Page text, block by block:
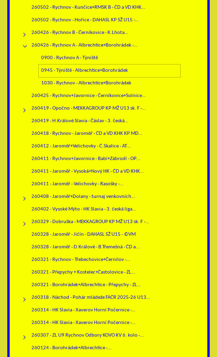
260502 - Rychnov - Kunčice+RMSK B - ČD a VD KHK…
260502 - Rychnov - Hořice - DAHASL KP SŽ U15 -…
260426 - Rychnov B - Černíkovice - K.Lhota…
260426 - Rychnov A - Albrechtice+Borohrádek -…
0900 - Rychnov A - Týniště
0945 - Týniště - Albrechtice+Borohrádek
1030 - Rychnov - Albrechtice+Borohrádek
260425 - Rychnov+Javornice - Černíkovice+Solnice…
260419 - Opočno - MEKKAGROUP KP MŽ U13 sk. F -…
260419 - H.Králové Slavia - Čáslav - 3. česká…
260418 - Rychnov - Jaroměř - ČD a VD KHK KP MD…
260412 - Jaroměř+Velichovky - Č.Skalice - AT…
260411 - Rychnov+Javornice - Babí+Zábrodí - OP…
260411 - Jaroměř - Vysoká+Nový HK - ČD a VD KHK…
260411 - Jaroměř - Velichovky - Rasošky -…
260408 - Jaroměř+Dolany - turnaj venkovních…
260402 - Vysoké Mýto - HK Slavia - 3. česká liga…
260329 - Dobruška - MEKKAGROUP KP MŽ U13 sk. F -…
260328 - Jaroměř - Jičín - DAHASL SŽ U15 - ©VM
260328 - Jaroměř - D.Králové - B.Třemešná - ČD a…
260321 - Rychnov - Třebechovice+Černilov -…
260321 - Přepychy + Kostelec+Častolovice - ZL…
260321 - Borohrádek+Albrechtice - Přepychy - ZL…
260318 - Náchod - Pohár mládeže FAČR 2025-26 U13…
260314 - HK Slavia - Xaverov Horní Počernice -…
260314 - HK Slavia - Xaverov Horní Počernice -…
260307 - ZL U9 Rychnov Odbory KOVO KV 6. kolo -…
260124 - Borohrádek+Albrechtice -…